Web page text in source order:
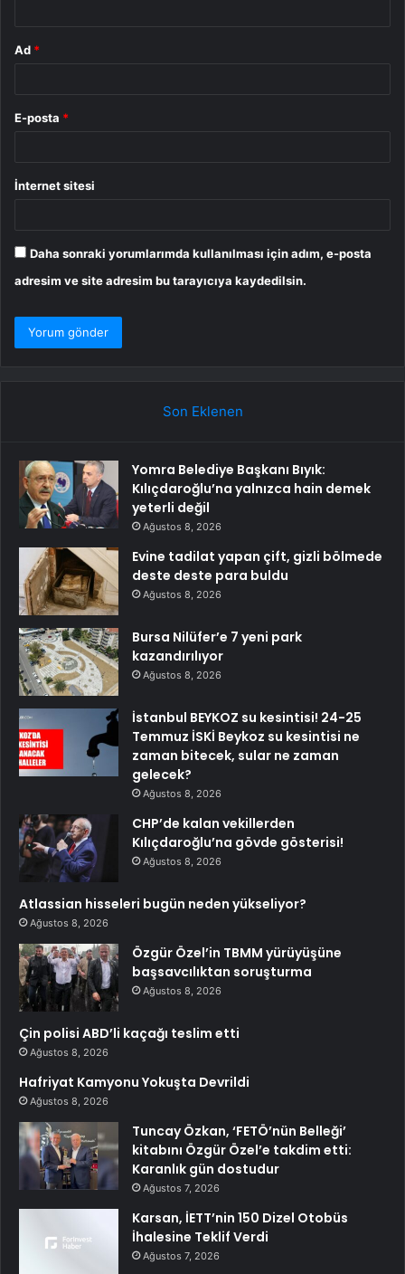
Ad *
E-posta *
İnternet sitesi
Daha sonraki yorumlarımda kullanılması için adım, e-posta
adresim ve site adresim bu tarayıcıya kaydedilsin.
Son Eklenen
Yomra Belediye Başkanı Bıyık:
Kılıçdaroğlu’na yalnızca hain demek
yeterli değil
Ağustos 8, 2026
Evine tadilat yapan çift, gizli bölmede
deste deste para buldu
Ağustos 8, 2026
Bursa Nilüfer’e 7 yeni park
kazandırılıyor
Ağustos 8, 2026
İstanbul BEYKOZ su kesintisi! 24-25
Temmuz İSKİ Beykoz su kesintisi ne
zaman bitecek, sular ne zaman
gelecek?
Ağustos 8, 2026
CHP’de kalan vekillerden
Kılıçdaroğlu’na gövde gösterisi!
Ağustos 8, 2026
Atlassian hisseleri bugün neden yükseliyor?
Ağustos 8, 2026
Özgür Özel’in TBMM yürüyüşüne
başsavcılıktan soruşturma
Ağustos 8, 2026
Çin polisi ABD’li kaçağı teslim etti
Ağustos 8, 2026
Hafriyat Kamyonu Yokuşta Devrildi
Ağustos 8, 2026
Tuncay Özkan, ‘FETÖ’nün Belleği’
kitabını Özgür Özel’e takdim etti:
Karanlık gün dostudur
Ağustos 7, 2026
Karsan, İETT’nin 150 Dizel Otobüs
İhalesine Teklif Verdi
Ağustos 7, 2026